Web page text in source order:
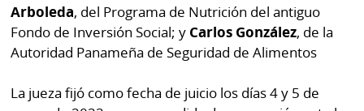
Tus
Tiquetes
KM
Prensa
Busca
Hoy
Arboleda, del Programa de Nutrición del antiguo
Fondo de Inversión Social; y Carlos González, de la
Autoridad Panameña de Seguridad de Alimentos
La jueza fijó como fecha de juicio los días 4 y 5 de